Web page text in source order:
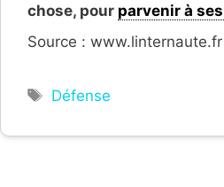
chose, pour parvenir à
Source :
Étiquettes
Défense